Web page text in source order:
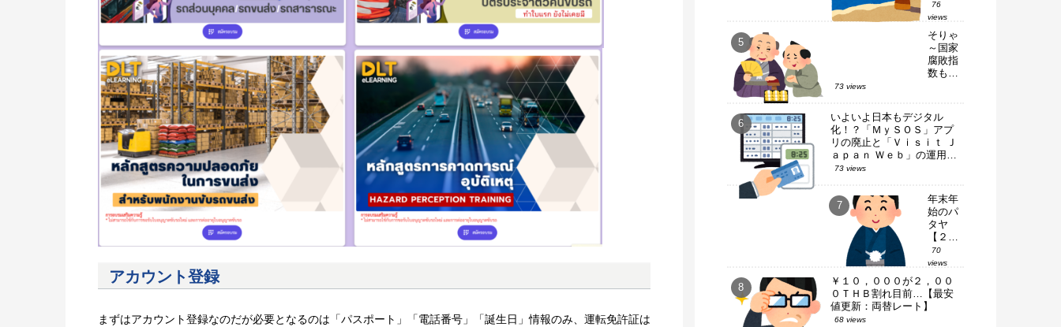
アカウント登録
まずはアカウント登録なのだが必要となるのは「パスポート」「電話番号」「誕生日」情報のみ、 運転免許証は
１人旅
～【ピ
ピ・ド
ン島：
滞在編
Ｐａｒ
ｔ－
76
views
そりゃ
～国家
腐敗指
数も落
ｗ【タ
イ・国
政選
挙】
73 views
いよいよ日本もデジタル
化！？「ＭｙＳＯＳ」アプ
リの廃止と「Ｖｉｓｉｔ Ｊ
ａｐａｎ Ｗｅｂ」の運用開
始
73 views
年末年
始のパ
タヤ
【２０
２５⇒
２０２
６】
70
views
￥１０，０００が２，００
０ＴＨＢ割れ目前…【最安
値更新：両替レート】
68 views